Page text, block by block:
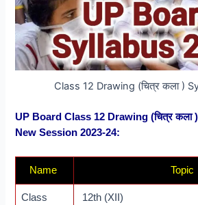
Class 12 Drawing (चित्र कला )
UP Board Class 12 Drawing (चित्र कला
New Session2023-24:
Name Topic
Class 12th (XII)